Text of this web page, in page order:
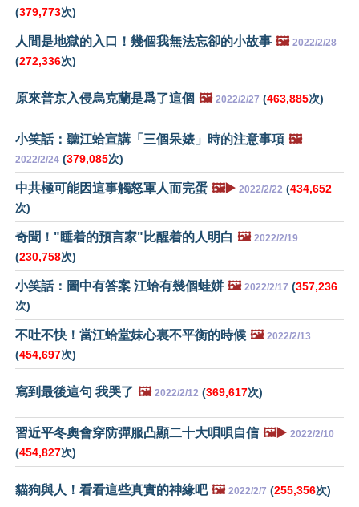
(379,773次)
人間是地獄的入口！幾個我無法忘卻的小故事 🖼️ 2022/2/28
(272,336次)
原來普京入侵烏克蘭是爲了這個 🖼️ 2022/2/27 (463,885次)
小笑話：聽江蛤宣講「三個呆婊」時的注意事項 🖼️
2022/2/24 (379,085次)
中共極可能因這事觸怒軍人而完蛋 🖼️▶️ 2022/2/22 (434,652
次)
奇聞！"睡着的預言家"比醒着的人明白 🖼️ 2022/2/19
(230,758次)
小笑話：圖中有答案 江蛤有幾個蛙姘 🖼️ 2022/2/17 (357,236
次)
不吐不快！當江蛤堂妹心裏不平衡的時候 🖼️ 2022/2/13
(454,697次)
寫到最後這句 我哭了 🖼️ 2022/2/12 (369,617次)
習近平冬奧會穿防彈服凸顯二十大唄唄自信 🖼️▶️ 2022/2/10
(454,827次)
貓狗與人！看看這些真實的神緣吧 🖼️ 2022/2/7 (255,356次)